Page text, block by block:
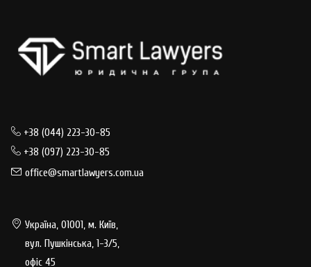
+38 (044) 223-30-85
+38 (097) 223-30-85
office@smartlawyers.com.ua
Україна, 01001, м. Київ,
вул. Пушкінська, 1-3/5,
офіс 45